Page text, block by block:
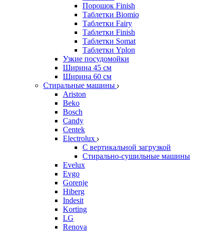
Порошок Finish
Таблетки Biomio
Таблетки Fairy
Таблетки Finish
Таблетки Somat
Таблетки Yplon
Узкие посудомойки
Ширина 45 см
Ширина 60 см
Стиральные машины
Ariston
Beko
Bosch
Candy
Centek
Electrolux
С вертикальной загрузкой
Стирально-сушильные машины
Evelux
Evgo
Gorenje
Hiberg
Indesit
Korting
LG
Renova